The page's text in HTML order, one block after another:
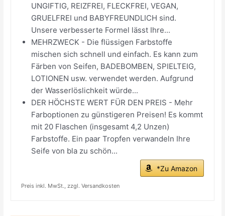
UNGIFTIG, REIZFREI, FLECKFREI, VEGAN,
GRUELFREI und BABYFREUNDLICH sind.
Unsere verbesserte Formel lässt Ihre...
MEHRZWECK - Die flüssigen Farbstoffe
mischen sich schnell und einfach. Es kann zum
Färben von Seifen, BADEBOMBEN, SPIELTEIG,
LOTIONEN usw. verwendet werden. Aufgrund
der Wasserlöslichkeit würde...
DER HÖCHSTE WERT FÜR DEN PREIS - Mehr
Farboptionen zu günstigeren Preisen! Es kommt
mit 20 Flaschen (insgesamt 4,2 Unzen)
Farbstoffe. Ein paar Tropfen verwandeln Ihre
Seife von bla zu schön...
*Zu Amazon
Preis inkl. MwSt., zzgl. Versandkosten